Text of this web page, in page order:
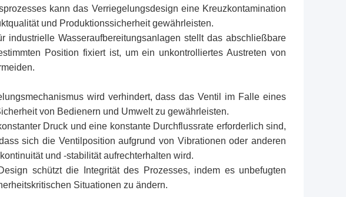
kann das Verriegelungsdesign eine Kreuzkontamination
und Produktionssicherheit gewährleisten.
industrielle Wasseraufbereitungsanlagen stellt das abschließbare
Position fixiert ist, um ein unkontrolliertes Austreten von
wird verhindert, dass das Ventil im Falle eines
von Bedienern und Umwelt zu gewährleisten.
Druck und eine konstante Durchflussrate erforderlich sind,
sich die Ventilposition aufgrund von Vibrationen oder anderen
und -stabilität aufrechterhalten wird.
schützt die Integrität des Prozesses, indem es unbefugten
Situationen zu ändern.